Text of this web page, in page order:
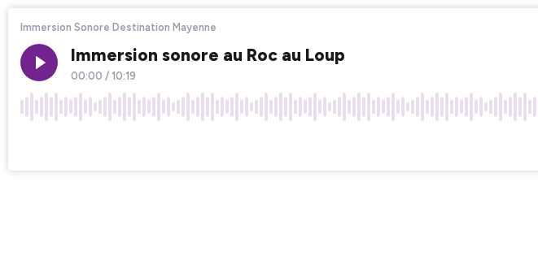
Immersion Sonore Destination Mayenne
Immersion sonore au Roc au Loup
00:00 /10:19